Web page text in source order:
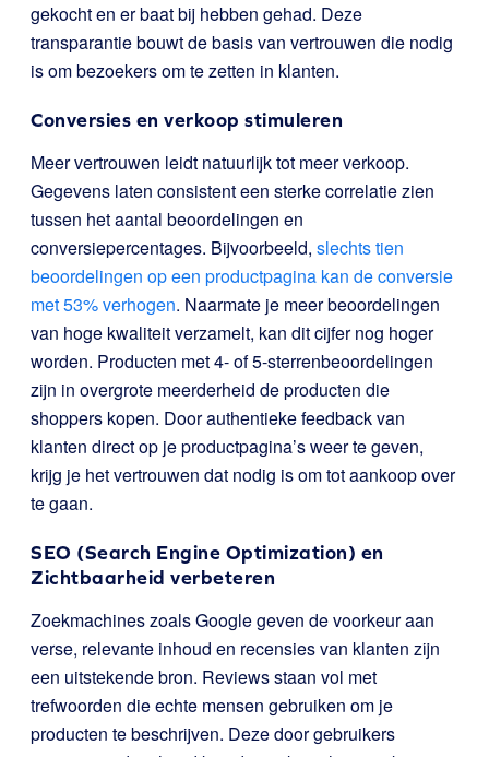
gekocht en er baat bij hebben gehad. Deze
transparantie bouwt de basis van vertrouwen die nodig
is om bezoekers om te zetten in klanten.
Conversies en verkoop stimuleren
Meer vertrouwen leidt natuurlijk tot meer verkoop.
Gegevens laten consistent een sterke correlatie zien
tussen het aantal beoordelingen en
conversiepercentages. Bijvoorbeeld, slechts tien
beoordelingen op een productpagina kan de conversie
met 53% verhogen. Naarmate je meer beoordelingen
van hoge kwaliteit verzamelt, kan dit cijfer nog hoger
worden. Producten met 4- of 5-sterrenbeoordelingen
zijn in overgrote meerderheid de producten die
shoppers kopen. Door authentieke feedback van
klanten direct op je productpagina’s weer te geven,
krijg je het vertrouwen dat nodig is om tot aankoop over
te gaan.
SEO (Search Engine Optimization) en
Zichtbaarheid verbeteren
Zoekmachines zoals Google geven de voorkeur aan
verse, relevante inhoud en recensies van klanten zijn
een uitstekende bron. Reviews staan vol met
trefwoorden die echte mensen gebruiken om je
producten te beschrijven. Deze door gebruikers